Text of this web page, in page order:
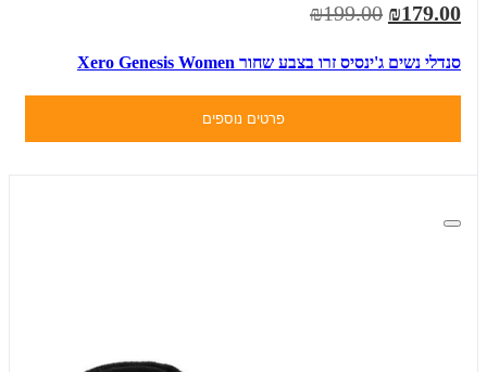
₪179.00
₪199.00
סנדלי נשים ג'ינסיס זרו בצבע שחור Xero Genesis Women
פרטים נוספים